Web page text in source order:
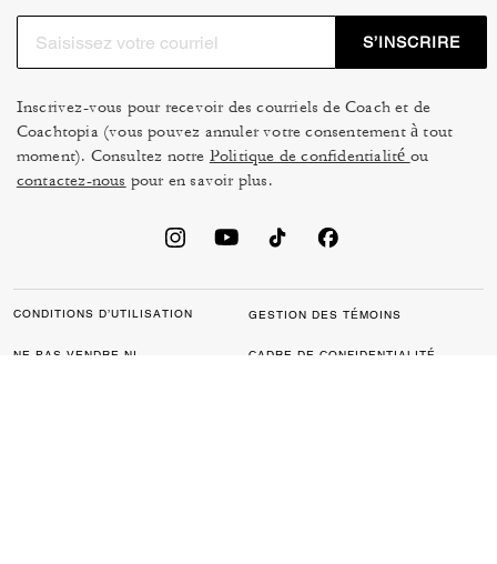
S’INSCRIRE
Inscrivez-vous pour recevoir des courriels de Coach et de
Coachtopia (vous pouvez annuler votre consentement à tout
moment). Consultez notre Politique de confidentialité ou
contactez-nous pour en savoir plus.
CONDITIONS D’UTILISATION GESTION DES TÉMOINS
NE PAS VENDRE NI
CADRE DE CONFIDENTIALITÉ